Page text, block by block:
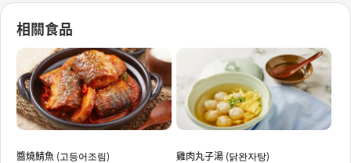
相關食品
醬燒鯖魚 (고등어조림) 雞肉丸子湯 (닭완자탕)